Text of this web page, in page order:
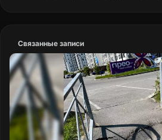
Связанные записи